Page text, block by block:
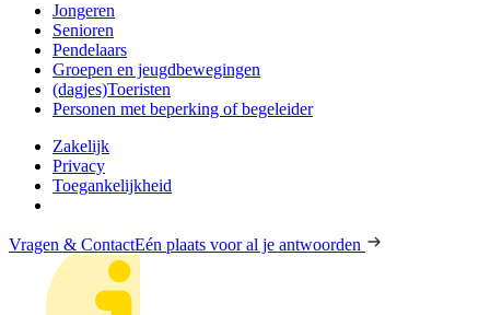
Jongeren
Senioren
Pendelaars
Groepen en jeugdbewegingen
(dagjes)Toeristen
Personen met beperking of begeleider
Zakelijk
Privacy
Toegankelijkheid
Vragen & ContactEén plaats voor al je antwoorden